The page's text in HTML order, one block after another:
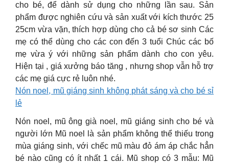
cho bé, để dành sử dụng cho những lần sau. Sản
phẩm được nghiên cứu và sản xuất với kích thước 25
25cm vừa vặn, thích hợp dùng cho cả bé sơ sinh Các
mẹ có thể dùng cho các con đến 3 tuổi Chúc các bố
mẹ vừa ý với những sản phẩm dành cho con yêu.
Hiện tại , giá xưởng báo tăng , nhưng shop vẫn hỗ trợ
các mẹ giá cực rẻ luôn nhé.
Nón noel, mũ giáng sinh không phát sáng và cho bé sỉ
lẻ
Nón noel, mũ ông già noel, mũ giáng sinh cho bé và
người lớn Mũ noel là sản phẩm không thể thiếu trong
mùa giáng sinh, với chếc mũ màu đỏ ám áp chắc hẳn
bé nào cũng có ít nhất 1 cái. Mũ shop có 3 mẫu: Mũ